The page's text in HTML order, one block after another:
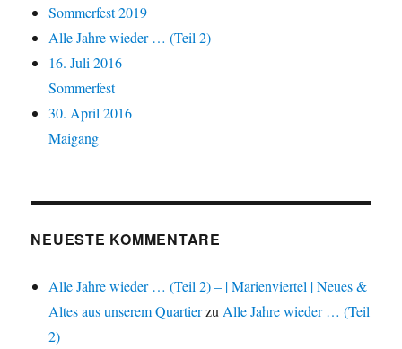
Sommerfest 2019
Alle Jahre wieder … (Teil 2)
16. Juli 2016
Sommerfest
30. April 2016
Maigang
NEUESTE KOMMENTARE
Alle Jahre wieder … (Teil 2) – | Marienviertel | Neues &
Altes aus unserem Quartierzu Alle Jahre wieder … (Teil
2)